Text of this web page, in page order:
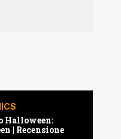
Halloween:
| Recensione